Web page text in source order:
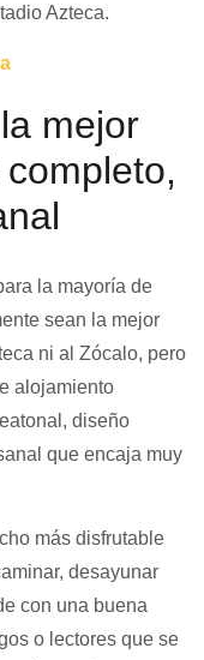
Azteca.
mejor
la mayoría de
sean la mejor
ni al Zócalo, pero
alojamiento
diseño
que encaja muy
más disfrutable
desayunar
con una buena
o lectores que se